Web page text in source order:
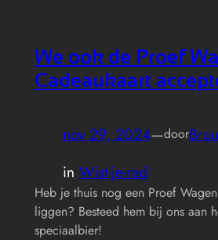
We ook de Proef
Cadeaukaart
nov 29, 2024—door
in Wist-je-rad
Heb je thuis nog een Proef
liggen? Besteed hem bij ons aan
speciaalbier!